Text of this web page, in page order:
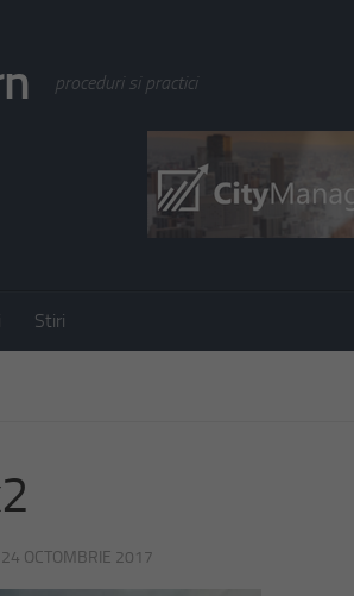
proceduri si practici
Stiri
24 OCTOMBRIE 2017